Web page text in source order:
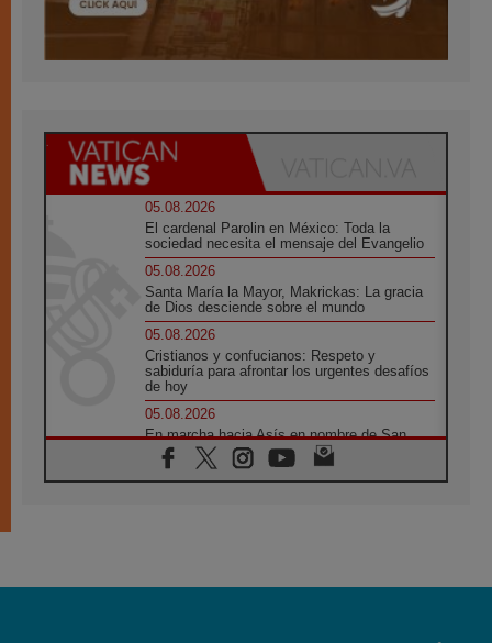
05.08.2026
El cardenal Parolin en México: Toda la
sociedad necesita el mensaje del Evangelio
05.08.2026
Santa María la Mayor, Makrickas: La gracia
de Dios desciende sobre el mundo
05.08.2026
Cristianos y confucianos: Respeto y
sabiduría para afrontar los urgentes desafíos
de hoy
05.08.2026
En marcha hacia Asís en nombre de San
Francisco, a la espera de León
05.08.2026